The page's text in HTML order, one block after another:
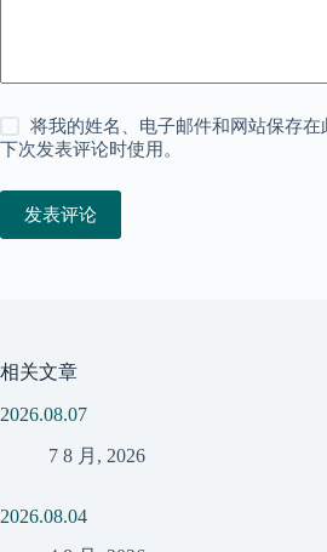
将我的姓名、电子邮件和网站保存在
下次发表评论时使用。
发表评论
相关文章
2026.08.07
7 8 月, 2026
2026.08.04